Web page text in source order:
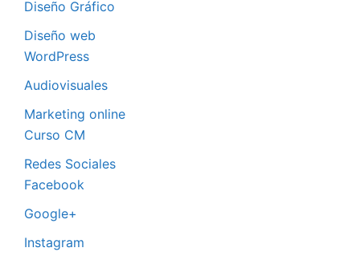
Diseño Gráfico
Diseño web
WordPress
Audiovisuales
Marketing online
Curso CM
Redes Sociales
Facebook
Google+
Instagram